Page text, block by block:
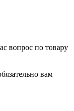
вопрос по товару
вам